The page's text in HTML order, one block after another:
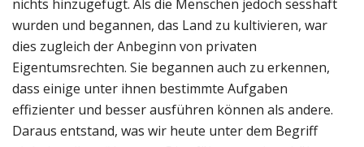
nichts hinzugefügt. Als die Menschen jedoch sesshaft
wurden und begannen, das Land zu kultivieren, war
dies zugleich der Anbeginn von privaten
Eigentumsrechten. Sie begannen auch zu erkennen,
dass einige unter ihnen bestimmte Aufgaben
effizienter und besser ausführen können als andere.
Daraus entstand, was wir heute unter dem Begriff